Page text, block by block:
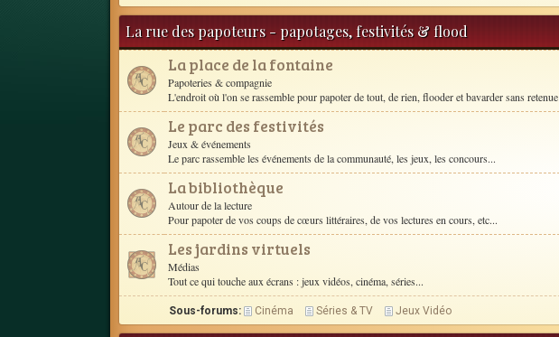
La rue des papoteurs - papotages, festivités & flood
La place de la fontaine
Papoteries & compagnie
L'endroit où l'on se rassemble pour papoter de tout, de rien, flooder et bavarder sans retenue
Le parc des festivités
Jeux & événements
Le parc rassemble les événements de la communauté, les jeux, les concours...
La bibliothèque
Autour de la lecture
Pour papoter de vos coups de cœurs littéraires, de vos lectures en cours, etc...
Les jardins virtuels
Médias
Tout ce qui touche aux écrans : jeux vidéos, cinéma, séries...
Sous-forums: Cinéma Séries & TV Jeux Vidéo